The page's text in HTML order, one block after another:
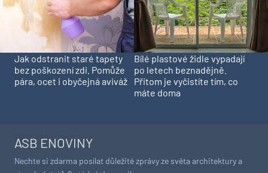
Jak odstranit staré tapety
bez poškození zdi. Pomůže
pára, ocet i obyčejná aviváž
Bílé plastové židle vypadají
po letech beznadějně.
Přitom je vyčistíte tím, co
máte doma
ASB ENOVINY
Nechte si zdarma posílat důležité zprávy ze světa architektury a